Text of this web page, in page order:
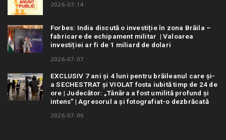
2026-07-14
Forbes: India discută o investiție în zona Brăila –
fabricare de echipament militar | Valoarea
investiției ar fi de 1 miliard de dolari
2026-07-07
EXCLUSIV 7 ani și 4 luni pentru brăileanul care și-
a SECHESTRAT și VIOLAT fosta iubită timp de 24 de
ore | Judecător: „Tânăra a fost umilită profund și
intens” | Agresorul a și fotografiat-o dezbrăcată
2026-07-06